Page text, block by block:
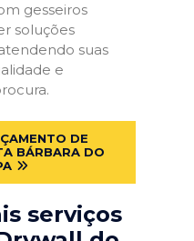
gesseiros
soluções
suas
e
DE
BÁRBARA DO
serviços